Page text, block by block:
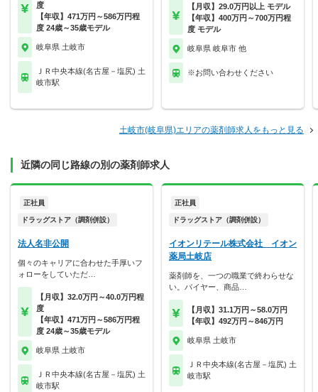
度
【年収】471万円～586万円程
度 24歳～35歳モデル
岐阜県 土岐市
ＪＲ中央本線(名古屋－塩尻) 土
岐市駅
【月収】29.0万円以上 モデル
【年収】400万円～700万円程
度 モデル
岐阜県 岐阜市 他
※お問い合わせください
土岐市(岐阜県)エリアの薬剤師求人をもっと見る
近隣の同じ路線の別の薬剤師求人
正社員
ドラッグストア（調剤併設）
法人名非公開
個々のキャリアに合わせた手厚いフ
ォローをしていただ…
【月収】32.0万円～40.0万円程
度
【年収】471万円～586万円程
度 24歳～35歳モデル
岐阜県 土岐市
ＪＲ中央本線(名古屋－塩尻) 土
岐市駅
正社員
ドラッグストア（調剤併設）
イオンリテール株式会社 イオン
薬局土岐店
薬剤師を、一つの職業で終わらせな
い。バイヤー、商品…
【月収】31.1万円～58.0万円
【年収】492万円～846万円
岐阜県 土岐市
ＪＲ中央本線(名古屋－塩尻) 土
岐市駅